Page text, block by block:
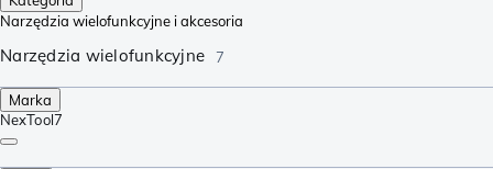
Narzędzia wielofunkcyjne i akcesoria
Narzędzia wielofunkcyjne 7
Marka
NexTool7